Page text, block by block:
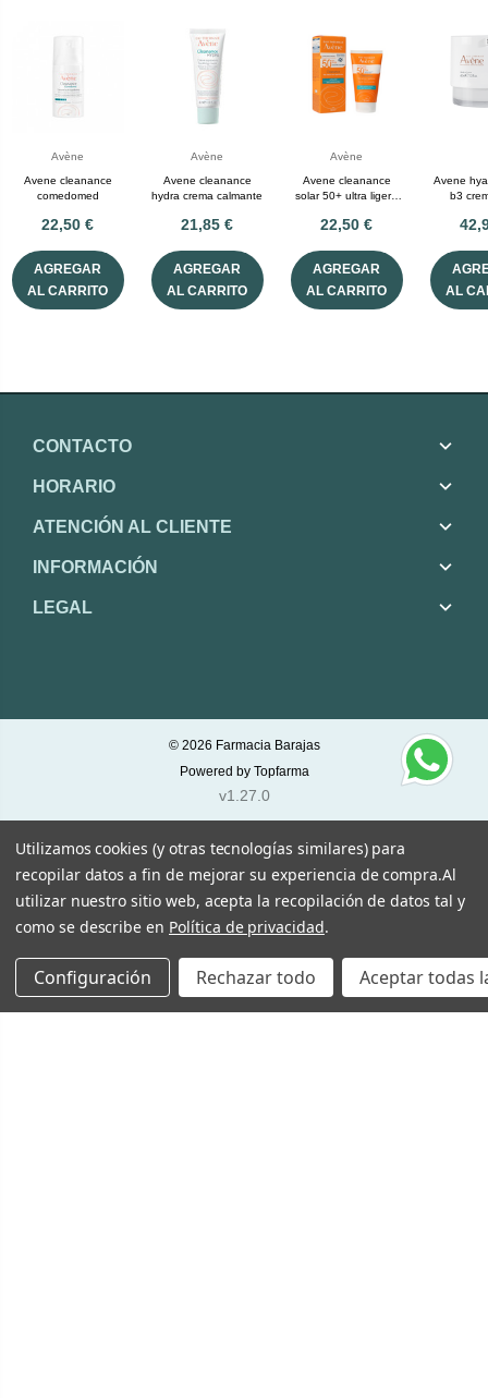
Avène
Avene cleanance
comedomed
22,50 €
AGREGAR
AL CARRITO
Avène
Avene cleanance
hydra crema calmante
21,85 €
AGREGAR
AL CARRITO
Avène
Avene cleanance
solar 50+ ultra ligero
50ml
22,50 €
AGREGAR
AL CARRITO
Avene
b3
AL
CONTACTO
HORARIO
ATENCIÓN AL CLIENTE
INFORMACIÓN
LEGAL
© 2026 Farmacia Barajas
Powered by Topfarma
v1.27.0
Utilizamos cookies (y otras tecnologías similares) para
recopilar datos a fin de mejorar su experiencia de compra.Al
utilizar nuestro sitio web, acepta la recopilación de datos tal y
como se describe en Política de privacidad.
Configuración Rechazar todo Aceptar todas